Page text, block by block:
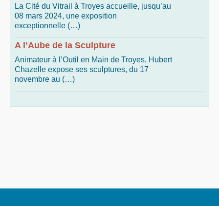
La Cité du Vitrail à Troyes accueille, jusqu’au
08 mars 2024, une exposition
exceptionnelle (…)
A l’Aube de la Sculpture
Animateur à l’Outil en Main de Troyes, Hubert
Chazelle expose ses sculptures, du 17
novembre au (…)